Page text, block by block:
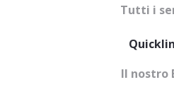
Tutti i
Il nostro